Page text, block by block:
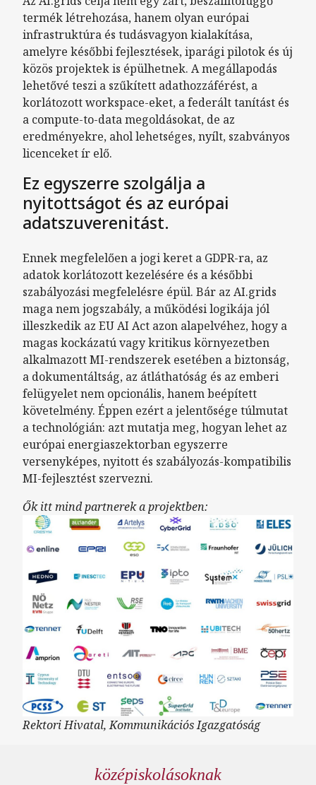
termék létrehozása, hanem olyan európai
infrastruktúra és tudásvagyon kialakítása,
amelyre későbbi fejlesztések, iparági pilotok és új
közös projektek is épülhetnek. A megállapodás
lehetővé teszi a szűkített adathozzáférést, a
korlátozott workspace-eket, a federált tanítást és
a compute-to-data megoldásokat, de az
eredményekre, ahol lehetséges, nyílt, szabványos
licenceket ír elő.
Ez egyszerre szolgálja a
nyitottságot és az európai
adatszuverenitást.
Ennek megfelelően a jogi keret a GDPR-ra, az
adatok korlátozott kezelésére és a későbbi
szabályozási megfelelésre épül. Bár az AI.grids
maga nem jogszabály, a működési logikája jól
illeszkedik az EU AI Act azon alapelvéhez, hogy a
magas kockázatú vagy kritikus környezetben
alkalmazott MI-rendszerek esetében a biztonság,
a dokumentáltság, az átláthatóság és az emberi
felügyelet nem opcionális, hanem beépített
követelmény. Éppen ezért a jelentősége túlmutat
a technológián: azt mutatja meg, hogyan lehet az
európai energiaszektorban egyszerre
versenyképes, nyitott és szabályozás-kompatibilis
MI-fejlesztést szervezni.
Ők itt mind partnerek a projektben:
Rektori Hivatal, Kommunikációs Igazgatóság
középiskolásoknak